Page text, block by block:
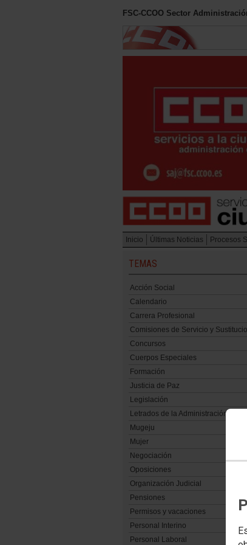
FSC-CCOO Sector
Inicio Últimas Noticias Procesos
TEMAS
Acción Social
Calendario
Carrera Profesional
Comisiones de Servicio y
Concursos
Cuerpos Especiales
Formación
Justicia de Paz
Legislación
Letrados de la Administración de
Mugeju
Mujer
Negociación
Oposiciones
Organización Judicial
Pensiones
Permisos y vacaciones
Personal Interino
Personal Laboral